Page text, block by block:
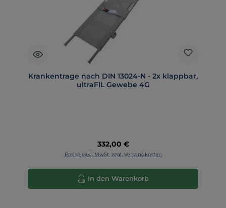
Krankentrage nach DIN 13024-N - 2x klappbar,
ultraFIL Gewebe 4G
Regulärer Preis:
332,00 €
Preise exkl. MwSt. zzgl. Versandkosten
In den Warenkorb